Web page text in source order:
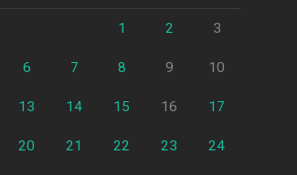
1 2 3
6 7 8 9 10
13 14 15 16 17
20 21 22 23 24